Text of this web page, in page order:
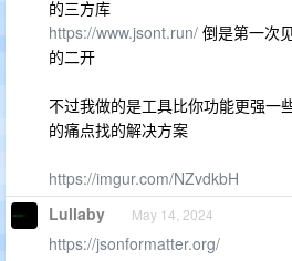
的三方库
https://www.jsont.run/ 倒是第一次
的二开
不过我做的是工具比你功能更强一
的痛点找的解决方案
https://imgur.com/NZvdkbH
Lullaby May 14, 2024
https://jsonformatter.org/